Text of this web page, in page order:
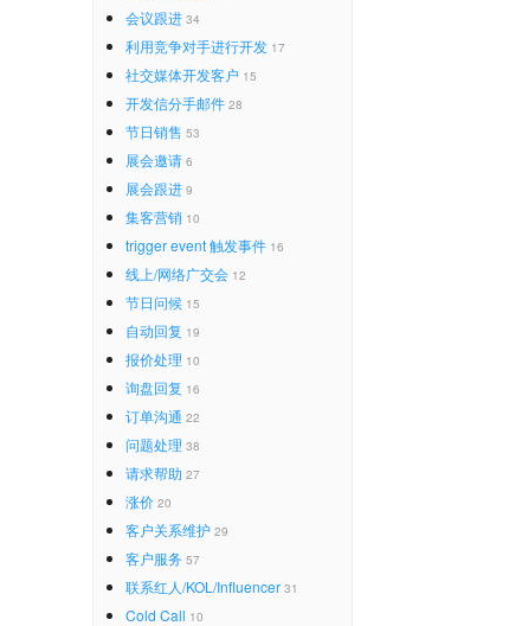
会议跟进 34
利用竞争对手进行开发 17
社交媒体开发客户 15
开发信分手邮件 28
节日销售 53
展会邀请 6
展会跟进 9
集客营销 10
trigger event 触发事件 16
线上/网络广交会 12
节日问候 15
自动回复 19
报价处理 10
询盘回复 16
订单沟通 22
问题处理 38
请求帮助 27
涨价 20
客户关系维护 29
客户服务 57
联系红人/KOL/Influencer 31
Cold Call 10